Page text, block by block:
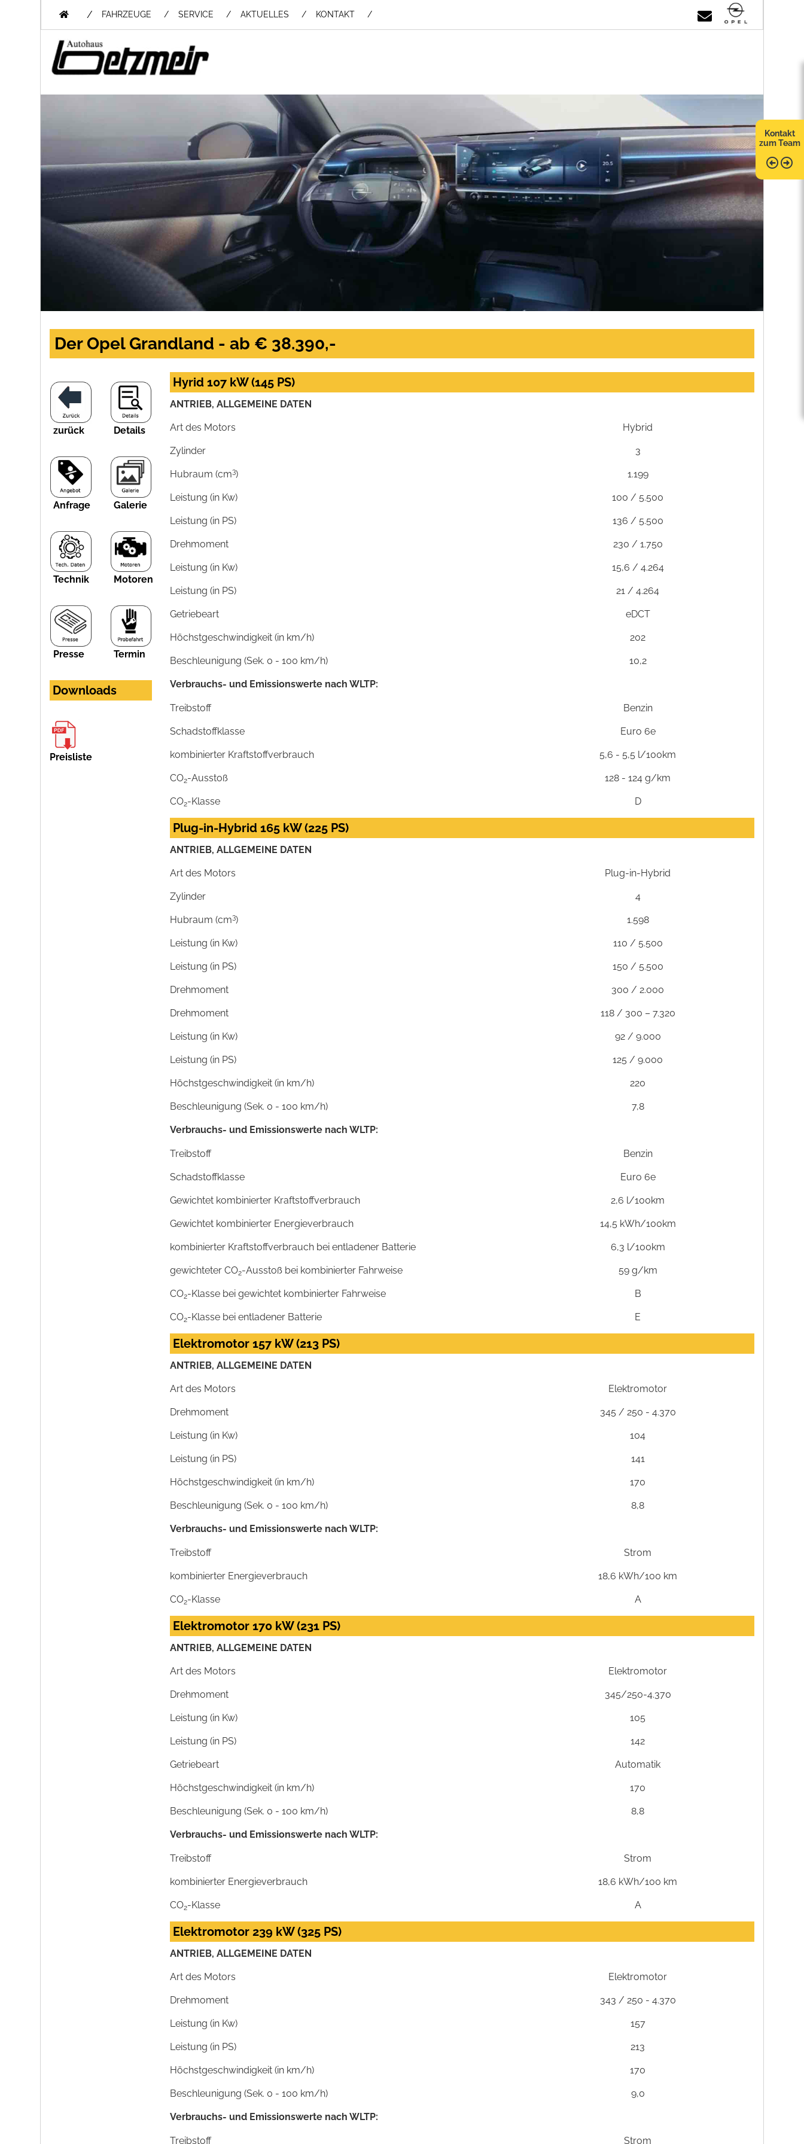
/ FAHRZEUGE SERVICE AKTUELLES KONTAKT
Kontakt
zum Team
Der Opel Grandland - ab € 38.390,-
zurück Details
Anfrage Galerie
Technik Motoren
Presse Termin
Downloads
Preisliste
Hyrid 107 kW (145 PS)
ANTRIEB, ALLGEMEINE DATEN
Art des Motors Hybrid
Zylinder 3
Hubraum (cm3) 1.199
Leistung (in Kw) 100 / 5.500
Leistung (in PS) 136 / 5.500
Drehmoment 230 / 1.750
Leistung (in Kw) 15,6 / 4.264
Leistung (in PS) 21 / 4.264
Getriebeart eDCT
Höchstgeschwindigkeit (in km/h) 202
Beschleunigung (Sek. 0 - 100 km/h) 10,2
Verbrauchs- und Emissionswerte nach WLTP:
Treibstoff Benzin
Schadstoffklasse Euro 6e
kombinierter Kraftstoffverbrauch 5,6 - 5,5 l/100km
CO2-Ausstoß 128 - 124 g/km
CO2-Klasse D
Plug-in-Hybrid 165 kW (225 PS)
ANTRIEB, ALLGEMEINE DATEN
Art des Motors Plug-in-Hybrid
Zylinder 4
Hubraum (cm3) 1.598
Leistung (in Kw) 110 / 5.500
Leistung (in PS) 150 / 5.500
Drehmoment 300 / 2.000
Drehmoment 118 / 300 – 7.320
Leistung (in Kw) 92 / 9.000
Leistung (in PS) 125 / 9.000
Höchstgeschwindigkeit (in km/h) 220
Beschleunigung (Sek. 0 - 100 km/h) 7,8
Verbrauchs- und Emissionswerte nach WLTP:
Treibstoff Benzin
Schadstoffklasse Euro 6e
Gewichtet kombinierter Kraftstoffverbrauch 2,6 l/100km
Gewichtet kombinierter Energieverbrauch 14,5 kWh/100km
kombinierter Kraftstoffverbrauch bei entladener Batterie 6,3 l/100km
gewichteter CO2-Ausstoß bei kombinierter Fahrweise 59 g/km
CO2-Klasse bei gewichtet kombinierter Fahrweise B
CO2-Klasse bei entladener Batterie E
Elektromotor 157 kW (213 PS)
ANTRIEB, ALLGEMEINE DATEN
Art des Motors Elektromotor
Drehmoment 345 / 250 - 4.370
Leistung (in Kw) 104
Leistung (in PS) 141
Höchstgeschwindigkeit (in km/h) 170
Beschleunigung (Sek. 0 - 100 km/h) 8,8
Verbrauchs- und Emissionswerte nach WLTP:
Treibstoff Strom
kombinierter Energieverbrauch 18,6 kWh/100 km
CO2-Klasse A
Elektromotor 170 kW (231 PS)
ANTRIEB, ALLGEMEINE DATEN
Art des Motors Elektromotor
Drehmoment 345/250-4.370
Leistung (in Kw) 105
Leistung (in PS) 142
Getriebeart Automatik
Höchstgeschwindigkeit (in km/h) 170
Beschleunigung (Sek. 0 - 100 km/h) 8,8
Verbrauchs- und Emissionswerte nach WLTP:
Treibstoff Strom
kombinierter Energieverbrauch 18,6 kWh/100 km
CO2-Klasse A
Elektromotor 239 kW (325 PS)
ANTRIEB, ALLGEMEINE DATEN
Art des Motors Elektromotor
Drehmoment 343 / 250 - 4.370
Leistung (in Kw) 157
Leistung (in PS) 213
Höchstgeschwindigkeit (in km/h) 170
Beschleunigung (Sek. 0 - 100 km/h) 9,0
Verbrauchs- und Emissionswerte nach WLTP:
Treibstoff Strom